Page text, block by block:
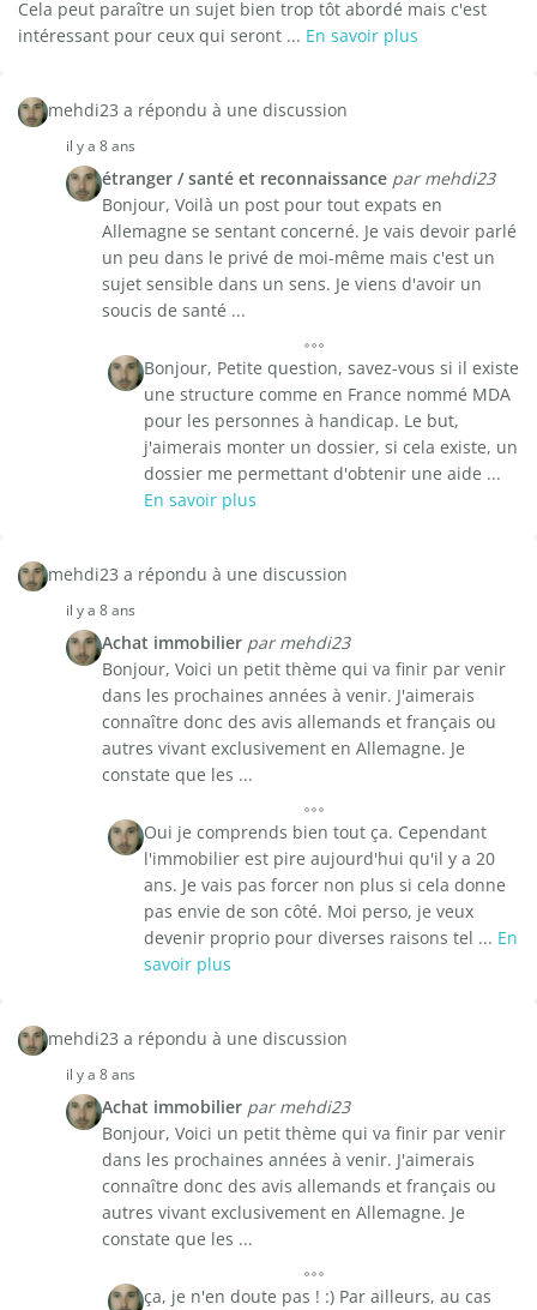
Cela peut paraître un sujet bien trop tôt abordé mais c'est
intéressant pour ceux qui seront ... En savoir plus
mehdi23 a répondu à une discussion
il y a 8 ans
étranger / santé et reconnaissance par mehdi23
Bonjour, Voilà un post pour tout expats en
Allemagne se sentant concerné. Je vais devoir parlé
un peu dans le privé de moi-même mais c'est un
sujet sensible dans un sens. Je viens d'avoir un
soucis de santé ...
Bonjour, Petite question, savez-vous si il existe
une structure comme en France nommé MDA
pour les personnes à handicap. Le but,
j'aimerais monter un dossier, si cela existe, un
dossier me permettant d'obtenir une aide ...
En savoir plus
mehdi23 a répondu à une discussion
il y a 8 ans
Achat immobilier par mehdi23
Bonjour, Voici un petit thème qui va finir par venir
dans les prochaines années à venir. J'aimerais
connaître donc des avis allemands et français ou
autres vivant exclusivement en Allemagne. Je
constate que les ...
Oui je comprends bien tout ça. Cependant
l'immobilier est pire aujourd'hui qu'il y a 20
ans. Je vais pas forcer non plus si cela donne
pas envie de son côté. Moi perso, je veux
devenir proprio pour diverses raisons tel ... En
savoir plus
mehdi23 a répondu à une discussion
il y a 8 ans
Achat immobilier par mehdi23
Bonjour, Voici un petit thème qui va finir par venir
dans les prochaines années à venir. J'aimerais
connaître donc des avis allemands et français ou
autres vivant exclusivement en Allemagne. Je
constate que les ...
ça, je n'en doute pas ! :) Par ailleurs, au cas